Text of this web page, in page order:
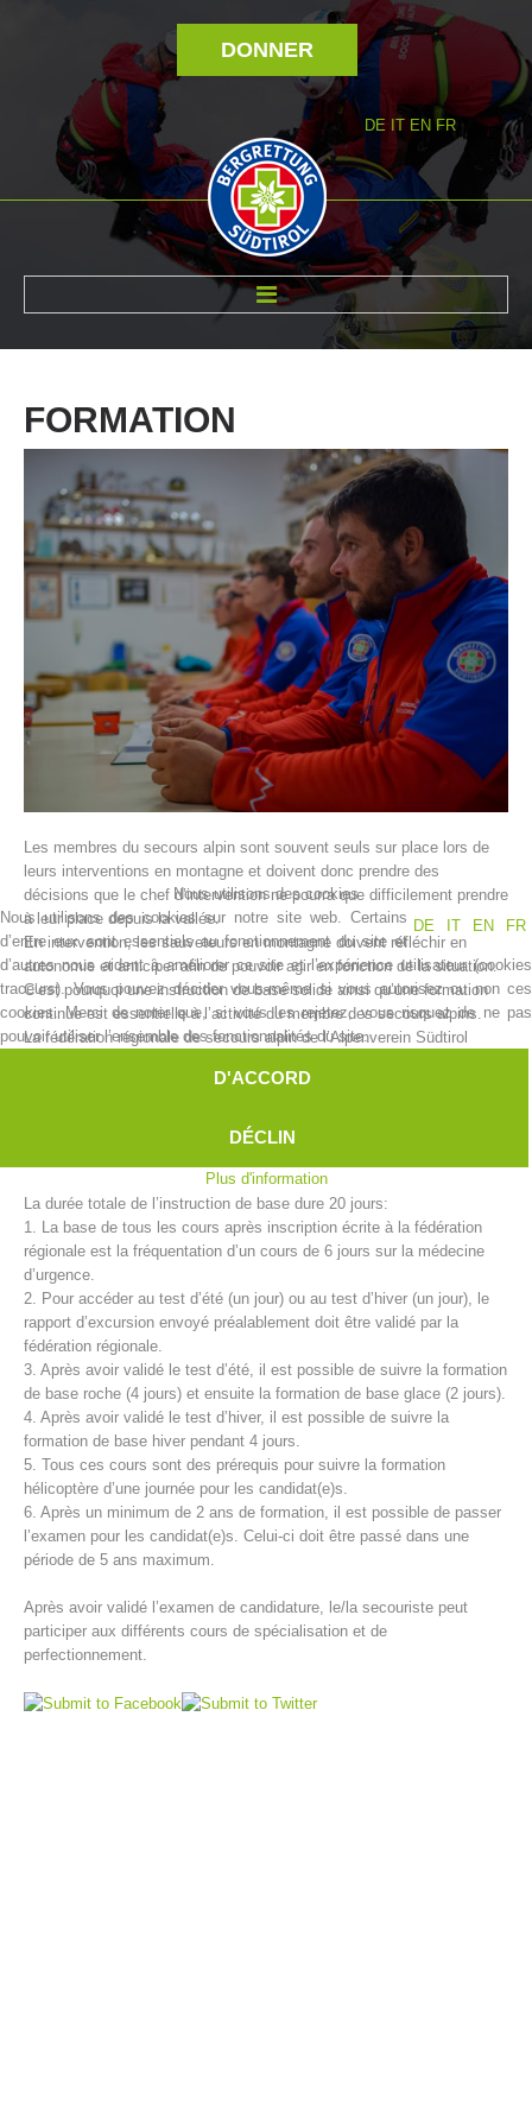
DONNER
DE IT EN FR
Centres de secours
FORMATION
Les membres du secours alpin sont souvent seuls sur place lors de
leurs interventions en montagne et doivent donc prendre des
décisions que le chef d’intervention ne pourra que difficilement prendre
à leur place depuis la vallée.
En intervention, les sauveteurs en montagne doivent réfléchir en
autonomie et anticiper afin de pouvoir agir en fonction de la situation.
C’est pourquoi une instruction de base solide ainsi qu’une formation
continue est essentielle à l’activité du membre des secours alpins.
La fédération régionale de secours alpin de l’Alpenverein Südtirol
en charge l’instruction de base des candidat(e)s.
membre pleinement formé. Un programme complet doit être suivi afin
La durée totale de l’instruction de base dure 20 jours:
1. La base de tous les cours après inscription écrite à la fédération
régionale est la fréquentation d’un cours de 6 jours sur la médecine
d’urgence.
2. Pour accéder au test d’été (un jour) ou au test d’hiver (un jour), le
rapport d’excursion envoyé préalablement doit être validé par la
fédération régionale.
3. Après avoir validé le test d’été, il est possible de suivre la formation
de base roche (4 jours) et ensuite la formation de base glace (2 jours).
4. Après avoir validé le test d’hiver, il est possible de suivre la
formation de base hiver pendant 4 jours.
5. Tous ces cours sont des prérequis pour suivre la formation
hélicoptère d’une journée pour les candidat(e)s.
6. Après un minimum de 2 ans de formation, il est possible de passer
l’examen pour les candidat(e)s. Celui-ci doit être passé dans une
période de 5 ans maximum.
Après avoir validé l’examen de candidature, le/la secouriste peut
participer aux différents cours de spécialisation et de
perfectionnement.
Nous utilisons des cookies
DE
IT EN FR
Nous utilisons des cookies sur notre site web. Certains
d’entre eux sont essentiels au fonctionnement du site et
d’autres nous aident à améliorer ce site et l’expérience utilisateur (cookies
traceurs). Vous pouvez décider vous-même si vous autorisez ou non ces
cookies. Merci de noter que, si vous les rejetez, vous risquez de ne pas
pouvoir utiliser l’ensemble des fonctionnalités du site.
D'ACCORD
DÉCLIN
Plus d'information